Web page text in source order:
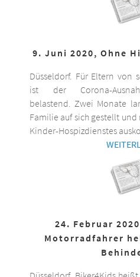
9. Juni 2020, Ohne
Düsseldorf. Für Eltern von
ist der Corona-
belastend. Zwei Monate
Familie auf sich gestellt
Kinder-Hospizdienstes
24. Februar
Motorradfahrer